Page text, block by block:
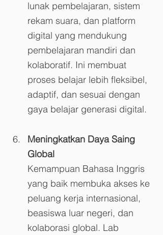
lunak pembelajaran, sistem
rekam suara, dan platform
digital yang mendukung
pembelajaran mandiri dan
kolaboratif. Ini membuat
proses belajar lebih fleksibel,
adaptif, dan sesuai dengan
gaya belajar generasi digital.
Meningkatkan Daya Saing
Global
Kemampuan Bahasa Inggris
yang baik membuka akses ke
peluang kerja internasional,
beasiswa luar negeri, dan
kolaborasi global. Lab